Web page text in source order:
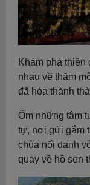
Khám phá
nhau về thăm
đã hóa thành
Ôm những tâm
tự, nơi gửi gắm
chùa nổi danh
quay về hồ sen